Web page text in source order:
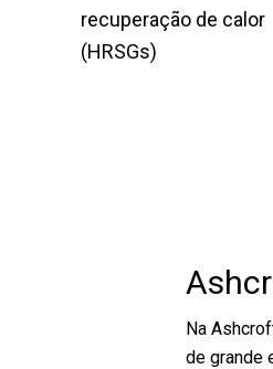
recuperação de calor
(HRSGs)
Na
de grande